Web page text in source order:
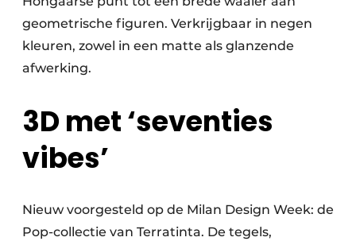
geometrische figuren. Verkrijgbaar in negen
kleuren, zowel in een matte als glanzende
afwerking.
3D met ‘seventies
vibes’
Nieuw voorgesteld op de Milan Design Week: de
Pop-collectie van Terratinta. De tegels,